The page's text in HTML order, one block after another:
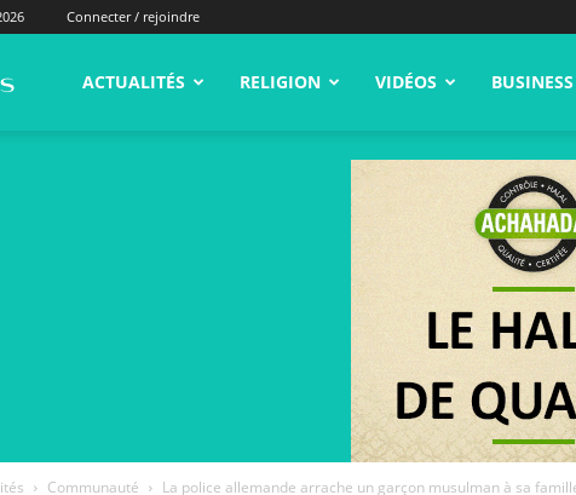
Connecter / rejoindre
alNas.fr ACTUALITÉS RELIGION VIDÉOS BUSINESS
Communauté La police allemande arrache un garçon musulman à sa